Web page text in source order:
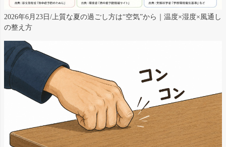
2026年6月23日/上質な夏の過ごし方は“空気”から｜温度×湿度×風通し
の整え方